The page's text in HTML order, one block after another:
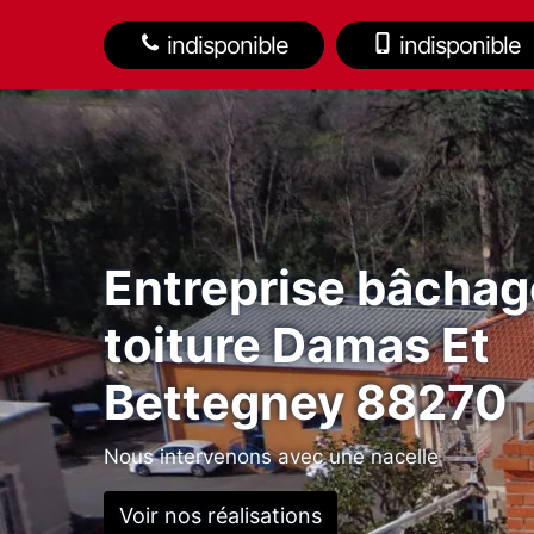
indisponible indisponible
Entreprise
toiture Damas Et
Bettegney 88270
Nous intervenons avec une nacelle
Voir nos réalisations